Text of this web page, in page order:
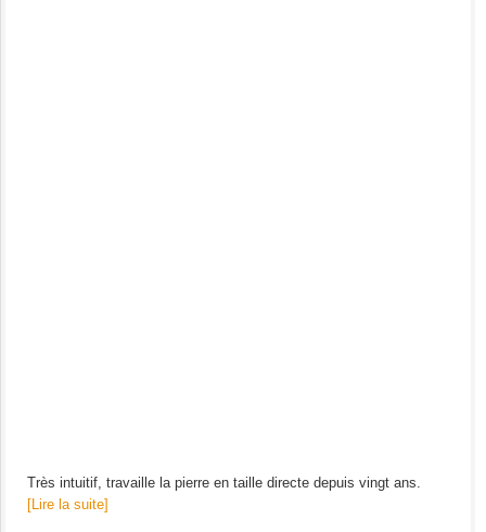
Très intuitif, travaille la pierre en taille directe depuis vingt ans.
[Lire la suite]